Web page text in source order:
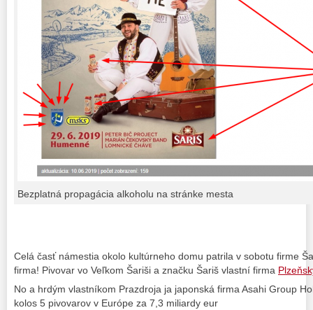
Bezplatná propagácia alkoholu na stránke mesta
Celá časť námestia okolo kultúrneho domu patrila v sobotu firme
firma! Pivovar vo Veľkom Šariši a značku Šariš vlastní firma
No a hrdým vlastníkom Prazdroja ja japonská firma Asahi Group
kolos 5 pivovarov v Európe za 7,3 miliardy eur